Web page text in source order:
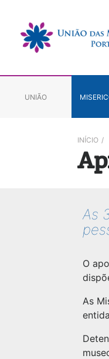
UNIÃO
INÍCIO /
As
O
As